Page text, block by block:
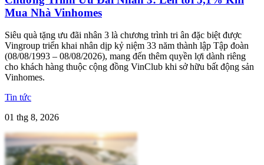
Mua Nhà Vinhomes
Siêu quà tặng ưu đãi nhân 3 là chương trình tri ân đặc biệt được
Vingroup triển khai nhân dịp kỷ niệm 33 năm thành lập Tập đoàn
(08/08/1993 – 08/08/2026), mang đến thêm quyền lợi dành riêng
cho khách hàng thuộc cộng đồng VinClub khi sở hữu bất động sản
Vinhomes.
Tin tức
01 thg 8, 2026